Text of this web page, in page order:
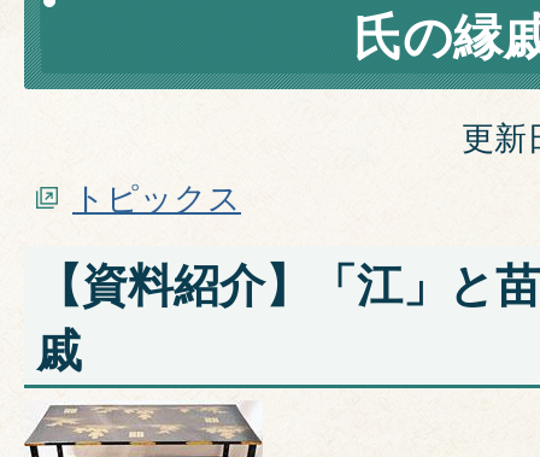
氏の縁
更新
トピックス
【資料紹介】「江」と
戚